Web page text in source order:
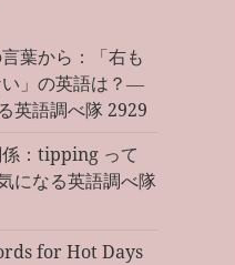
葉から：「右も
」の英語は？―
英語調べ隊 2929
：tipping って
になる英語調べ隊
for Hot Days